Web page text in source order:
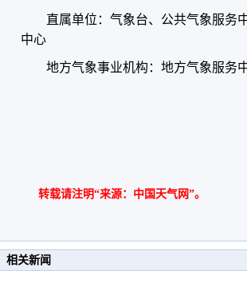
直属单位：气象台、公共气象服务
中心
地方气象事业机构：地方气象服务
转载请注明“来源：中国天气网”。
相关新闻